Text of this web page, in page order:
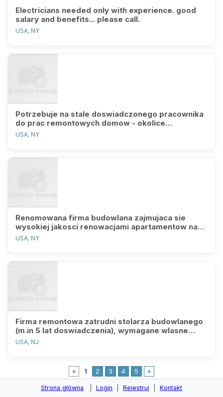
Electricians needed only with experience. good
salary and benefits... please call.
USA, NY
Potrzebuje na stale doswiadczonego pracownika
do prac remontowych domow - okolice
Lindenhurst na
USA, NY
Renomowana firma budowlana zajmujaca sie
wysokiej jakosci renowacjami apartamentow na
Manhattanie, pilnie zatrudni na st
USA, NY
Firma remontowa zatrudni stolarza budowlanego
(m.in 5 lat doswiadczenia), wymagane wlasne
narzedzia - praca w NYC. .
USA, NJ
« 1 2 3 4 5 »
Strona główna Login Rejestruj Kontakt